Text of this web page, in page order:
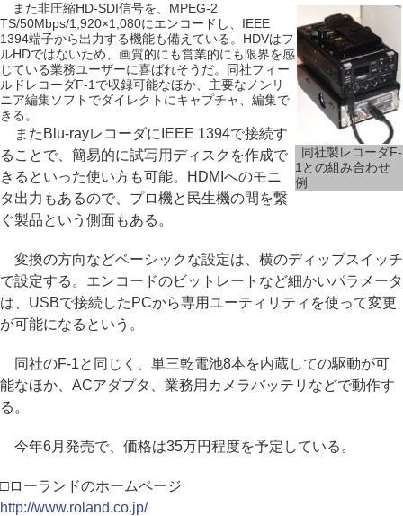
同社製レコーダF-
1との組み合わせ
例
また非圧縮HD-SDI信号を、MPEG-2
TS/50Mbps/1,920×1,080にエンコードし、IEEE
1394端子から出力する機能も備えている。HDVはフ
ルHDではないため、画質的にも営業的にも限界を感
じている業務ユーザーに喜ばれそうだ。同社フィー
ルドレコーダF-1で収録可能なほか、主要なノンリ
ニア編集ソフトでダイレクトにキャプチャ、編集で
きる。
またBlu-rayレコーダにIEEE 1394で接続す
ることで、簡易的に試写用ディスクを作成で
きるといった使い方も可能。HDMIへのモニ
タ出力もあるので、プロ機と民生機の間を繋
ぐ製品という側面もある。
変換の方向などベーシックな設定は、横のディップスイッチ
で設定する。エンコードのビットレートなど細かいパラメータ
は、USBで接続したPCから専用ユーティリティを使って変更
が可能になるという。
同社のF-1と同じく、単三乾電池8本を内蔵しての駆動が可
能なほか、ACアダプタ、業務用カメラバッテリなどで動作す
る。
今年6月発売で、価格は35万円程度を予定している。
□ローランドのホームページ
http://www.roland.co.jp/